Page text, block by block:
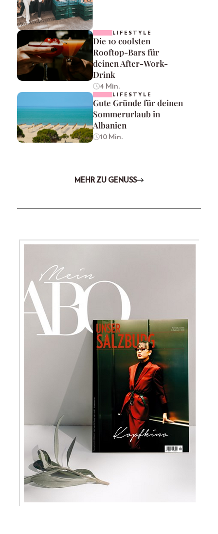
LIFESTYLE
Die 10 coolsten
Rooftop-Bars für
deinen After-Work-
Drink
4 Min.
LIFESTYLE
Gute Gründe für deinen
Sommerurlaub in
Albanien
10 Min.
MEHR ZU GENUSS